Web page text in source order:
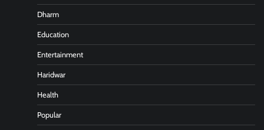
Dharm
Education
Entertainment
Haridwar
Health
Popular